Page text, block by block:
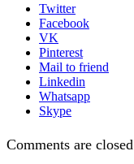
Twitter
Facebook
VK
Pinterest
Mail to friend
Linkedin
Whatsapp
Skype
Comments are closed